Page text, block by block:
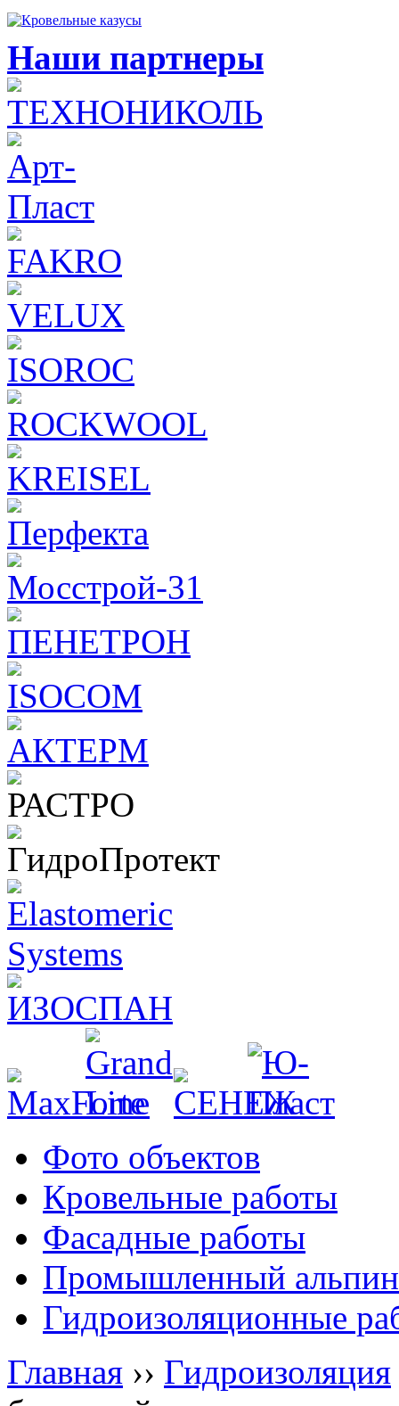
Наши партнеры
Фото объектов
Кровельные работы
Фасадные работы
Промышленный
Гидроизоляционные
Главная ›› Гидроизоляция